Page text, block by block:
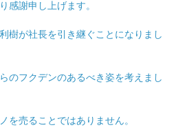
感謝申し上げます。
樹が社長を引き継ぐことになりまし
のフクデンのあるべき姿を考えまし
を売ることではありません。